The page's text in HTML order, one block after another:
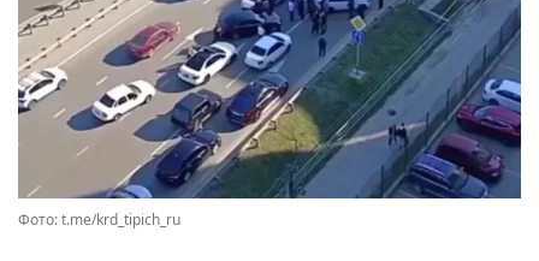
Фото: t.me/krd_tipich_ru